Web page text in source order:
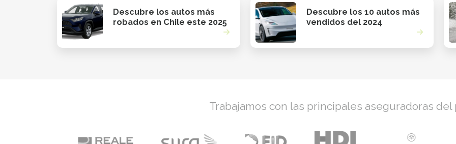
Descubre los autos más
robados en Chile este 2025
Descubre los 10 autos más
vendidos del 2024
Trabajamos con las principales aseguradoras del